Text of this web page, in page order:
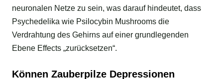
neuronalen Netze zu sein, was darauf hindeutet, dass
Psychedelika wie Psilocybin Mushrooms die
Verdrahtung des Gehirns auf einer grundlegenden
Ebene Effects „zurücksetzen“.
Können Zauberpilze Depressionen